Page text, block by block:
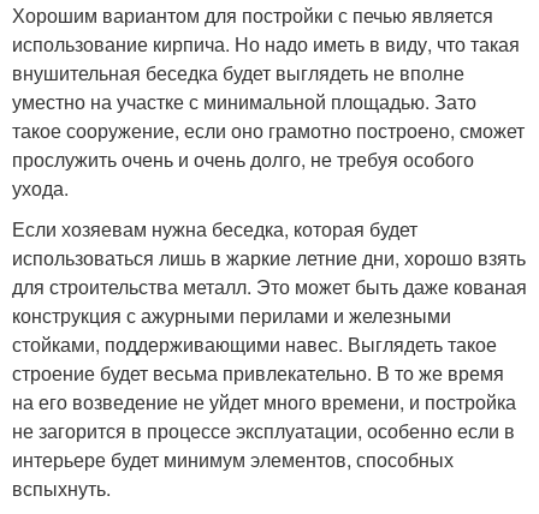
Хорошим вариантом для постройки с печью является
использование кирпича. Но надо иметь в виду, что такая
внушительная беседка будет выглядеть не вполне
уместно на участке с минимальной площадью. Зато
такое сооружение, если оно грамотно построено, сможет
прослужить очень и очень долго, не требуя особого
ухода.
Если хозяевам нужна беседка, которая будет
использоваться лишь в жаркие летние дни, хорошо взять
для строительства металл. Это может быть даже кованая
конструкция с ажурными перилами и железными
стойками, поддерживающими навес. Выглядеть такое
строение будет весьма привлекательно. В то же время
на его возведение не уйдет много времени, и постройка
не загорится в процессе эксплуатации, особенно если в
интерьере будет минимум элементов, способных
вспыхнуть.